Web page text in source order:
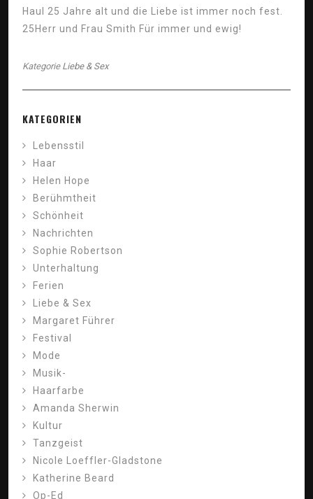
Haul 25 Jahre alt und die Liebe ist immer noch fest.
25 Herr und Frau Smith Für immer und ewig!
Kategorie Liebe & Sex
KATEGORIEN
Lebensstil
Haar
Helen Hope
Berühmtheit
Schönheit
Nachrichten
Sophie Robertson
Unterhaltung
Ferien
Liebe & Sex
Margaret Führer
Festival
Mode
Musik-
Haarfarbe
Amanda Sherwin
Kultur
Tanzgeist
Nicole Loeffler-Gladstone
Katherine Beard
Op-Ed